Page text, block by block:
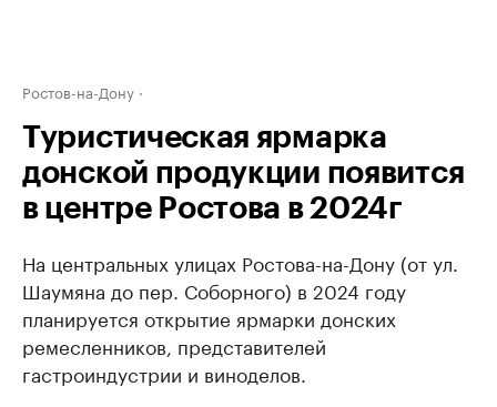
Ростов-на-Дону
Туристическая ярмарка
донской продукции появится
в центре Ростова в 2024г
На центральных улицах Ростова-на-Дону (от ул.
Шаумяна до пер. Соборного) в 2024 году
планируется открытие ярмарки донских
ремесленников, представителей
гастроиндустрии и виноделов.